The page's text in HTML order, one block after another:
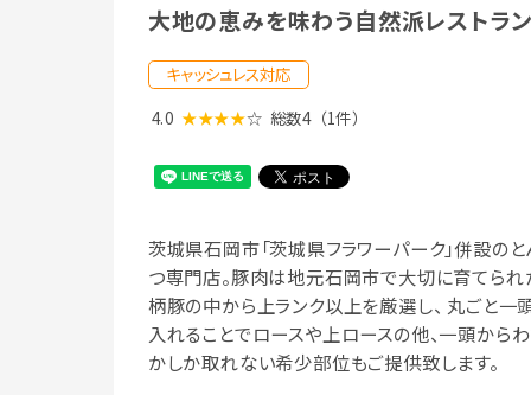
大地の恵みを味わう自然派レストラン
キャッシュレス対応
4.0 ★★★★☆ 総数4 （1件）
茨城県石岡市「茨城県フラワーパーク」併設の
つ専門店。豚肉は地元石岡市で大切に育てられ
柄豚の中から上ランク以上を厳選し、 丸ごと一
入れることでロースや上ロースの他、一頭から
かしか取れない希少部位もご提供致します。